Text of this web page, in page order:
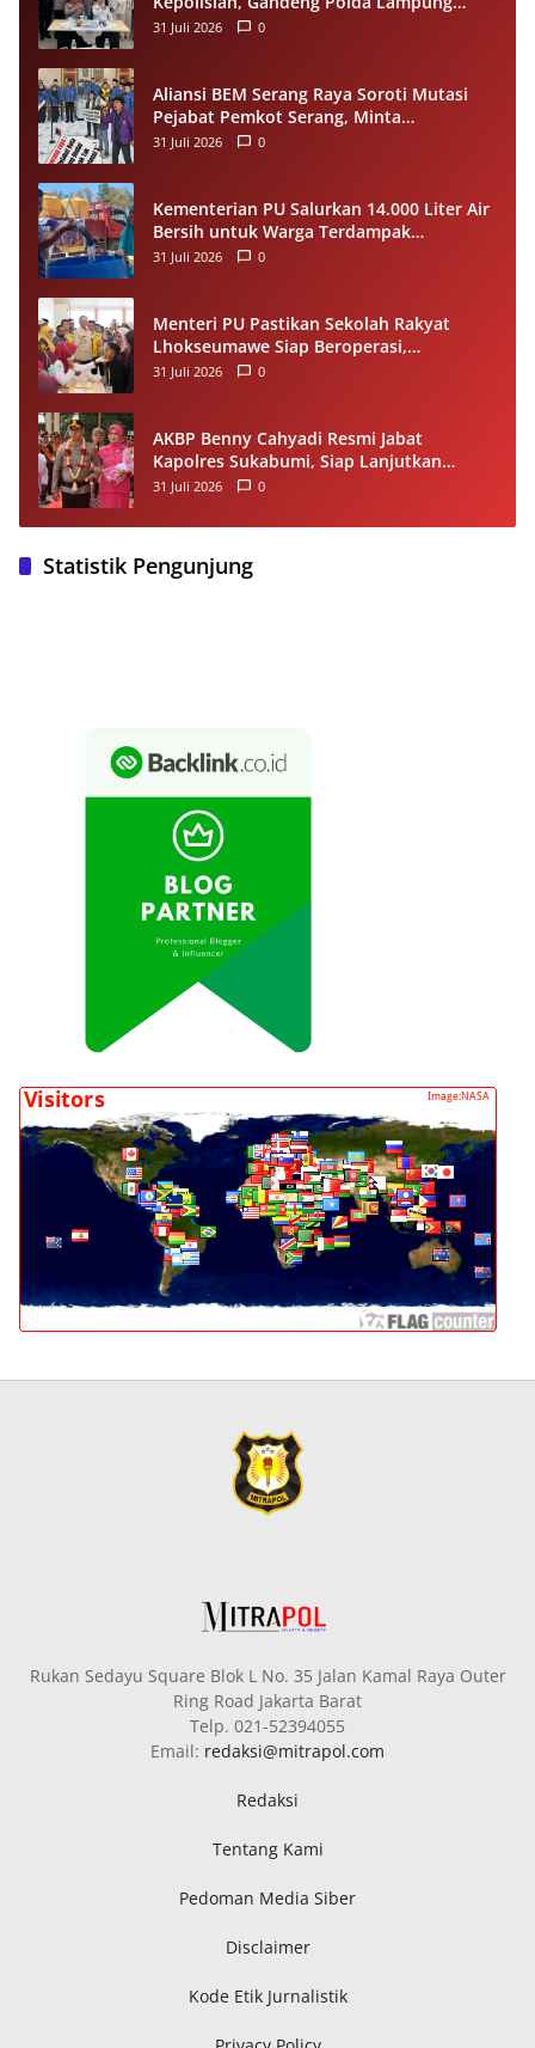
Perkuat Riset dan Pelayanan Publik
31 Juli 2026 0
Aliansi BEM Serang Raya Soroti Mutasi
Pejabat Pemkot Serang, Minta
Penempatan Jabatan Berbasis
31 Juli 2026 0
Kementerian PU Salurkan 14.000 Liter Air
Bersih untuk Warga Terdampak
Kekeringan di Seram Bagian Timur
31 Juli 2026 0
Menteri PU Pastikan Sekolah Rakyat
Lhokseumawe Siap Beroperasi,
Dilengkapi Asrama hingga Laptop Gratis
31 Juli 2026 0
AKBP Benny Cahyadi Resmi Jabat
Kapolres Sukabumi, Siap Lanjutkan
Program dan Perkuat Pelayanan
31 Juli 2026 0
Statistik Pengunjung
Rukan Sedayu Square Blok L No. 35 Jalan Kamal Raya Outer
Ring Road Jakarta Barat
Telp. 021-52394055
Email: redaksi@mitrapol.com
Redaksi
Tentang Kami
Pedoman Media Siber
Disclaimer
Kode Etik Jurnalistik